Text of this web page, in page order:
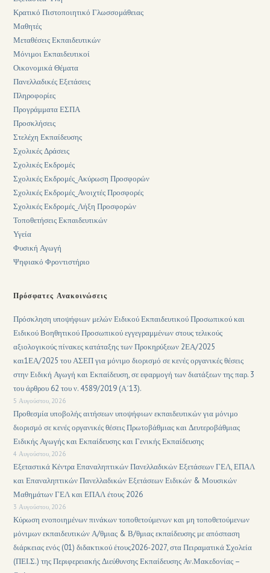
Κρατικό Πιστοποιητικό Γλωσσομάθειας
Μαθητές
Μεταθέσεις Εκπαιδευτικών
Μόνιμοι Εκπαιδευτικοί
Οικονομικά Θέματα
Πανελλαδικές Εξετάσεις
Πληροφορίες
Προγράμματα ΕΣΠΑ
Προσκλήσεις
Στελέχη Εκπαίδευσης
Σχολικές Δράσεις
Σχολικές Εκδρομές
Σχολικές Εκδρομές_Ακύρωση Προσφορών
Σχολικές Εκδρομές_Ανοιχτές Προσφορές
Σχολικές Εκδρομές_Λήξη Προσφορών
Τοποθετήσεις Εκπαιδευτικών
Υγεία
Φυσική Αγωγή
Ψηφιακό Φροντιστήριο
Πρόσφατες Ανακοινώσεις
Πρόσκληση υποψήφιων μελών Ειδικού Εκπαιδευτικού Προσωπικού και
Ειδικού Βοηθητικού Προσωπικού εγγεγραμμένων στους τελικούς
αξιολογικούς πίνακες κατάταξης των Προκηρύξεων 2ΕΑ/2025
και1ΕΑ/2025 του ΑΣΕΠ για μόνιμο διορισμό σε κενές οργανικές θέσεις
στην Ειδική Αγωγή και Εκπαίδευση, σε εφαρμογή των διατάξεων της παρ. 3
του άρθρου 62 του ν. 4589/2019 (Α΄13).
5 Αυγούστου, 2026
Προθεσμία υποβολής αιτήσεων υποψήφιων εκπαιδευτικών για μόνιμο
διορισμό σε κενές οργανικές θέσεις Πρωτοβάθμιας και Δευτεροβάθμιας
Ειδικής Αγωγής και Εκπαίδευσης και Γενικής Εκπαίδευσης
4 Αυγούστου, 2026
Εξεταστικά Κέντρα Επαναληπτικών Πανελλαδικών Εξετάσεων ΓΕΛ, ΕΠΑΛ
και Επαναληπτικών Πανελλαδικών Εξετάσεων Ειδικών & Μουσικών
Μαθημάτων ΓΕΛ και ΕΠΑΛ έτους 2026
3 Αυγούστου, 2026
Κύρωση ενοποιημένων πινάκων τοποθετούμενων και μη τοποθετούμενων
μόνιμων εκπαιδευτικών Α/θμιας & Β/θμιας εκπαίδευσης με απόσπαση
διάρκειας ενός (01) διδακτικού έτους2026-2027, στα Πειραματικά Σχολεία
(ΠΕΙ.Σ.) της Περιφερειακής Διεύθυνσης Εκπαίδευσης Αν.Μακεδονίας –